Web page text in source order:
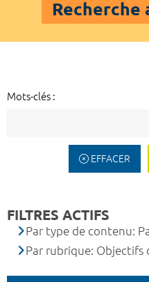
Recherche
Mots-clés :
EFFACER
FILTRES ACTIFS
Par type de contenu:
Par rubrique: Objectifs